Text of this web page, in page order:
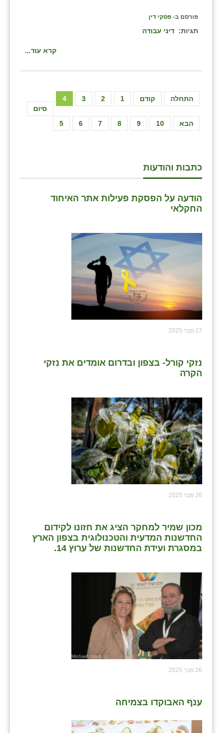
פורסם ב- פסקי דין
תגיות: דיני עבודה
קרא עוד...
התחלה קודם 1
2
3
4
5 6 7 8 9 10 הבא
סיום
כתבות והודעות
הודעה על הפסקת פעילות אתר האיחוד
החקלאי
27 פבר 2025
נזקי קורל- בצפון ובדרום אומדים את נזקי
הקרה
26 פבר 2025
מכון שמיר למחקר הציג את חזונו לקידום
החדשנות המדעית והטכנולוגית בצפון הארץ
במסגרת ועידת החדשנות של ערוץ 14.
26 פבר 2025
ענף האבוקדו בצמיחה